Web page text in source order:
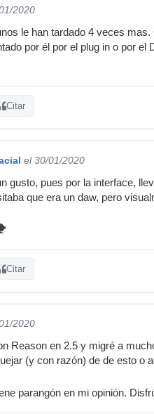
2020
le han tardado 4 veces
por él por el plug in o por el
Citar
el 30/01/2020
gusto, pues por la interface,
que era un daw, pero
Citar
2020
Reason en 2.5 y migré a
(y con razón) de de esto o
parangón en mi opinión.